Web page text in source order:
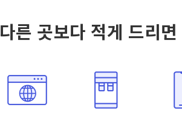
다른 곳보다 적게 드리면